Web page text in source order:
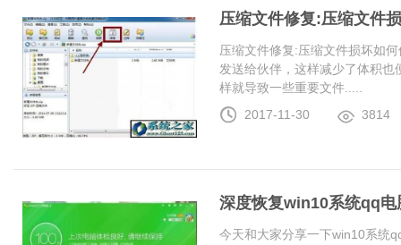
压缩文件修复:压缩文件
压缩文件修复:压缩文件损坏如
发送给伙伴，这样减少了体积
样就导致一些重要文件.....
2017-11-30
3814
深度恢复win10系统qq
今天和大家分享一下win10系统